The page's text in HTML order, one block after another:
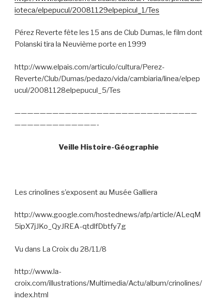
ioteca/elpepucul/20081129elpepicul_1/Tes
Pérez Reverte fête les 15 ans de Club Dumas, le film dont
Polanski tira la Neuvième porte en 1999
http://www.elpais.com/articulo/cultura/Perez-
Reverte/Club/Dumas/pedazo/vida/cambiaria/linea/elpep
ucul/20081128elpepucul_5/Tes
—————————————————————————————
—————————————-
Veille Histoire-Géographie
Les crinolines s’exposent au Musée Galliera
http://www.google.com/hostednews/afp/article/ALeqM
5ipX7jJKo_QyJREA-qtdlfDbtfy7g
Vu dans La Croix du 28/11/8
http://www.la-
croix.com/illustrations/Multimedia/Actu/album/crinolines/
index.html